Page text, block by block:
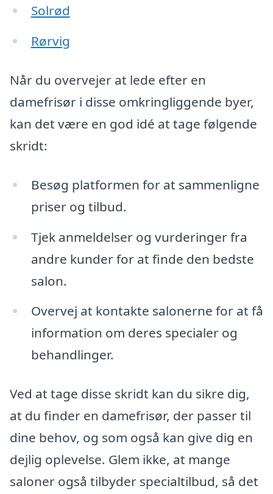
Solrød
Rørvig
Når du overvejer at lede efter en
damefrisør i disse omkringliggende byer,
kan det være en god idé at tage følgende
skridt:
Besøg platformen for at sammenligne
priser og tilbud.
Tjek anmeldelser og vurderinger fra
andre kunder for at finde den bedste
salon.
Overvej at kontakte salonerne for at få
information om deres specialer og
behandlinger.
Ved at tage disse skridt kan du sikre dig,
at du finder en damefrisør, der passer til
dine behov, og som også kan give dig en
dejlig oplevelse. Glem ikke, at mange
saloner også tilbyder specialtilbud, så det